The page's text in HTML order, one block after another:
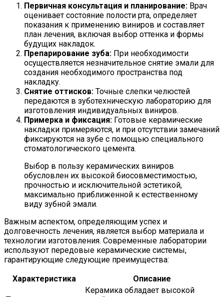
Первичная консультация и планирование: Врач
оценивает состояние полости рта, определяет
показания к применению виниров и составляет
план лечения, включая выбор оттенка и формы
будущих накладок.
Препарирование зуба: При необходимости
осуществляется незначительное снятие эмали для
создания необходимого пространства под
накладку.
Снятие оттисков: Точные слепки челюстей
передаются в зуботехническую лабораторию для
изготовления индивидуальных виниров.
Примерка и фиксация: Готовые керамические
накладки примеряются, и при отсутствии замечаний
фиксируются на зубе с помощью специального
стоматологического цемента.
Выбор в пользу керамических виниров
обусловлен их высокой биосовместимостью,
прочностью и исключительной эстетикой,
максимально приближенной к естественному
виду зубной эмали.
Важным аспектом, определяющим успех и
долговечность лечения, является выбор материала и
технологии изготовления. Современные лаборатории
используют передовые керамические системы,
гарантирующие следующие преимущества:
Характеристика
Описание
Керамика обладает высокой